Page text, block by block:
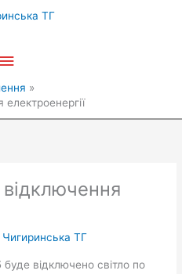
Чигиринська ТГ
буде відключено світло по